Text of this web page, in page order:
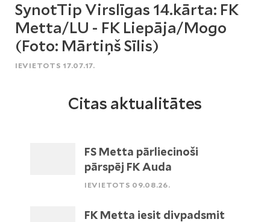
SynotTip Virslīgas 14.kārta: FK
Metta/LU - FK Liepāja/Mogo
(Foto: Mārtiņš Sīlis)
IEVIETOTS 17.07.17.
Citas aktualitātes
FS Metta pārliecinoši
pārspēj FK Auda
IEVIETOTS 09.08.26.
FK Metta iesit divpadsmit